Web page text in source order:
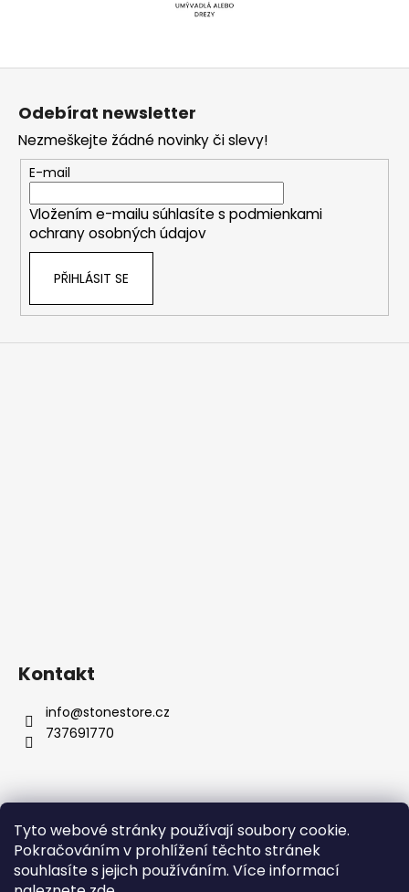
Tyto webové stránky používají soubory cookie.
Pokračováním v prohlížení těchto stránek
souhlasíte s jejich používáním. Více informací
Odebírat newsletter
Nezmeškejte žádné novinky či slevy!
E-mail
Vložením e-mailu súhlasíte s podmienkami
ochrany osobných údajov
PŘIHLÁSIT SE
Kontakt
info@stonestore.cz
737691770
Obchodní podmínky Podmínky ochrany osobních údajů
Velkoobchod
Kontakty